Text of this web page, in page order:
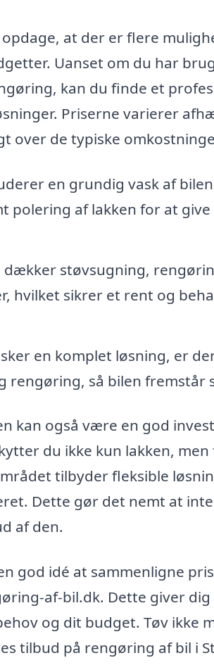
at der er flere
Uanset om du har
kan du finde et
Priserne varierer
over de typiske
en grundig vask af
polering af lakken for at
dækker støvsugning,
hvilket sikrer et rent og
en komplet løsning, er
rengøring, så bilen fremstår
kan også være en god
du ikke kun lakken,
tilbyder fleksible
Dette gør det nemt at
af den.
god idé at sammenligne
af-bil.dk. Dette giver dig
og dit budget. Tøv ikke
tilbud på rengøring af bil i